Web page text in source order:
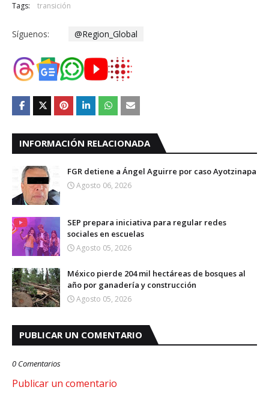
Tags: transición
Síguenos: @Region_Global
INFORMACIÓN RELACIONADA
FGR detiene a Ángel Aguirre por caso Ayotzinapa
Agosto 06, 2026
SEP prepara iniciativa para regular redes
sociales en escuelas
Agosto 05, 2026
México pierde 204 mil hectáreas de bosques al
año por ganadería y construcción
Agosto 05, 2026
PUBLICAR UN COMENTARIO
0 Comentarios
Publicar un comentario